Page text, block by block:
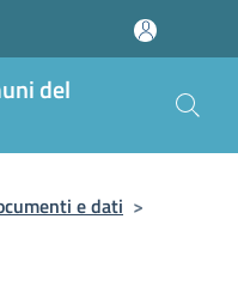
del
e dati >